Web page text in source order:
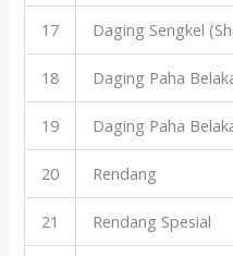
17 Daging Sengkel
18 Daging Paha
19 Daging Paha
20 Rendang
21 Rendang Spesial